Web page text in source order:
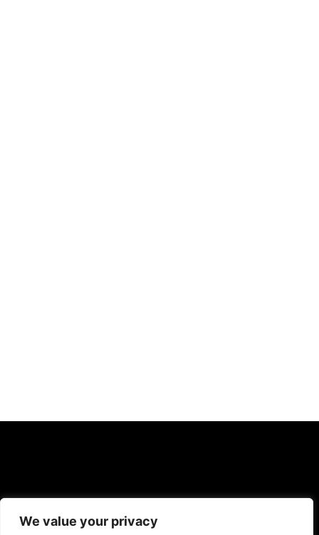
We value your privacy
F